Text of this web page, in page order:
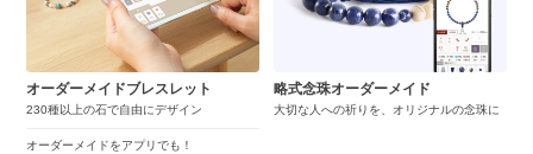
オーダーメイドブレスレット
230種以上の石で自由にデザイン
オーダーメイドをアプリでも！
略式念珠オーダーメイド
大切な人への祈りを、オリジナルの念珠に